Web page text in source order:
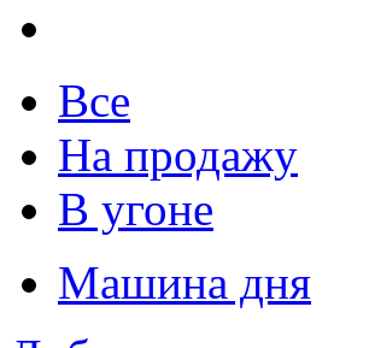
Все
На продажу
В угоне
Машина дня